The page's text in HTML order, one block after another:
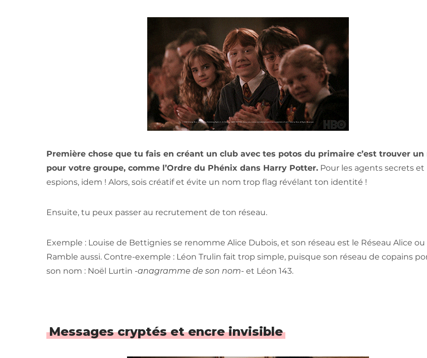
Première chose que tu fais en créant un club avec tes potos du primaire c’est trouver un
pour votre groupe, comme l’Ordre du Phénix dans Harry Potter. Pour les agents secrets et
espions, idem ! Alors, sois créatif et évite un nom trop flag révélant ton identité !
Ensuite, tu peux passer au recrutement de ton réseau.
Exemple : Louise de Bettignies se renomme Alice Dubois, et son réseau est le Réseau Alice ou
Ramble aussi. Contre-exemple : Léon Trulin fait trop simple, puisque son réseau de copains
son nom : Noël Lurtin -anagramme de son nom- et Léon 143.
Messages cryptés et encre invisible